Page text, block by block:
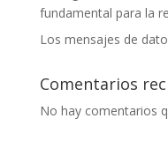
fundamental para la
Los mensajes de
Comentarios
No hay comentarios